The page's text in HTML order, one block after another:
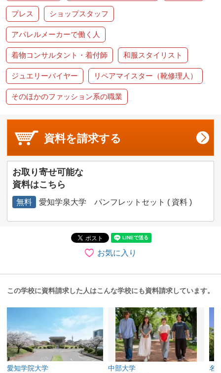
プレス ショップスタッフ
アパレルメーカーで働く人
着物コンサルタント・着付師 和服スタイリスト
ジュエリーバイヤー リペアマイスター（靴修理人）
そのほかのファッション系の職業
資料を請求する
お取り寄せ可能な
資料はこちら
無料 愛知学泉大学 パンフレットセット ( 資料 )
お気に入り
この学校に資料請求した人はこんな学校にも資料請求しています。
愛知学院大学 中部大学 名